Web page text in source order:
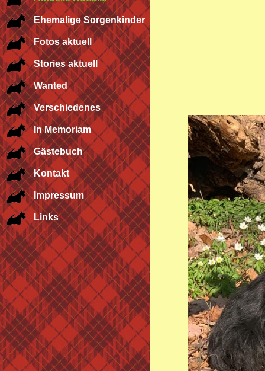
Ehemalige Sorgenkinder
Fotos aktuell
Stories aktuell
Wanted
Verschiedenes
In Memoriam
Gästebuch
Kontakt
Impressum
Links